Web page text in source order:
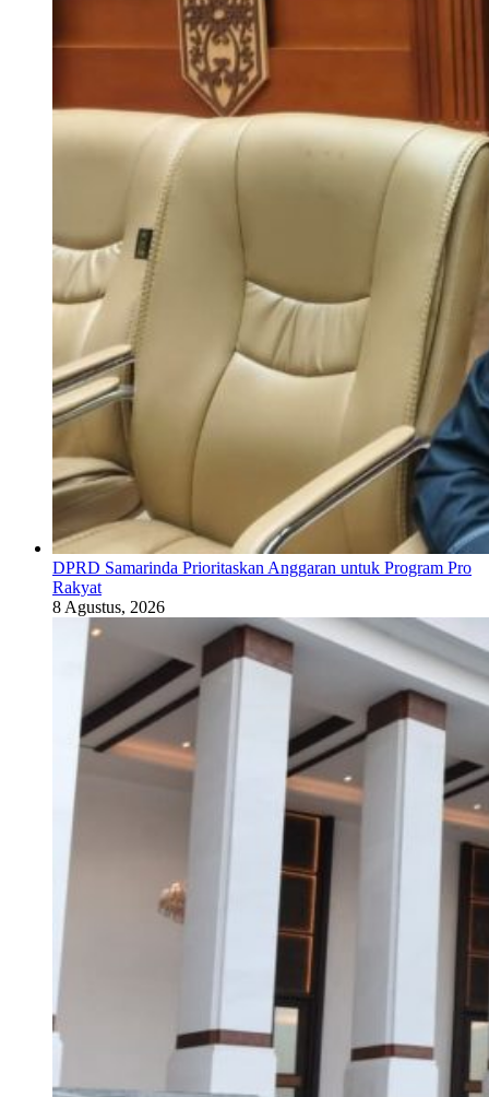
DPRD Samarinda Prioritaskan Anggaran untuk Program Pro
Rakyat
8 Agustus, 2026